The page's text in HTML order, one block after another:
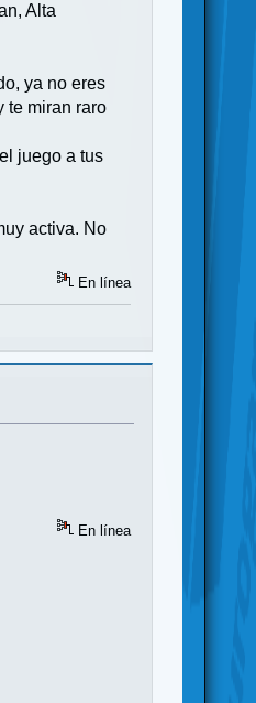
Alta
ya no eres
te miran raro
juego a tus
activa. No
En línea
En línea